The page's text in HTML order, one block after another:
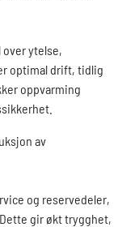
ytelse,
optimal drift, tidlig
oppvarming
av
og reservedeler,
gir økt trygghet,